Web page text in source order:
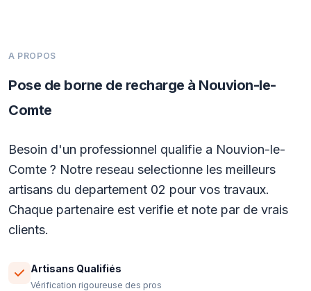
A PROPOS
Pose de borne de recharge à Nouvion-le-
Comte
Besoin d'un professionnel qualifie a Nouvion-le-
Comte ? Notre reseau selectionne les meilleurs
artisans du departement 02 pour vos travaux.
Chaque partenaire est verifie et note par de vrais
clients.
Artisans Qualifiés
Vérification rigoureuse des pros